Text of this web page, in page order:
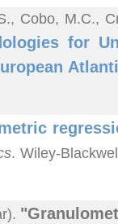
Cobo, M.C.,
for
. Wiley-